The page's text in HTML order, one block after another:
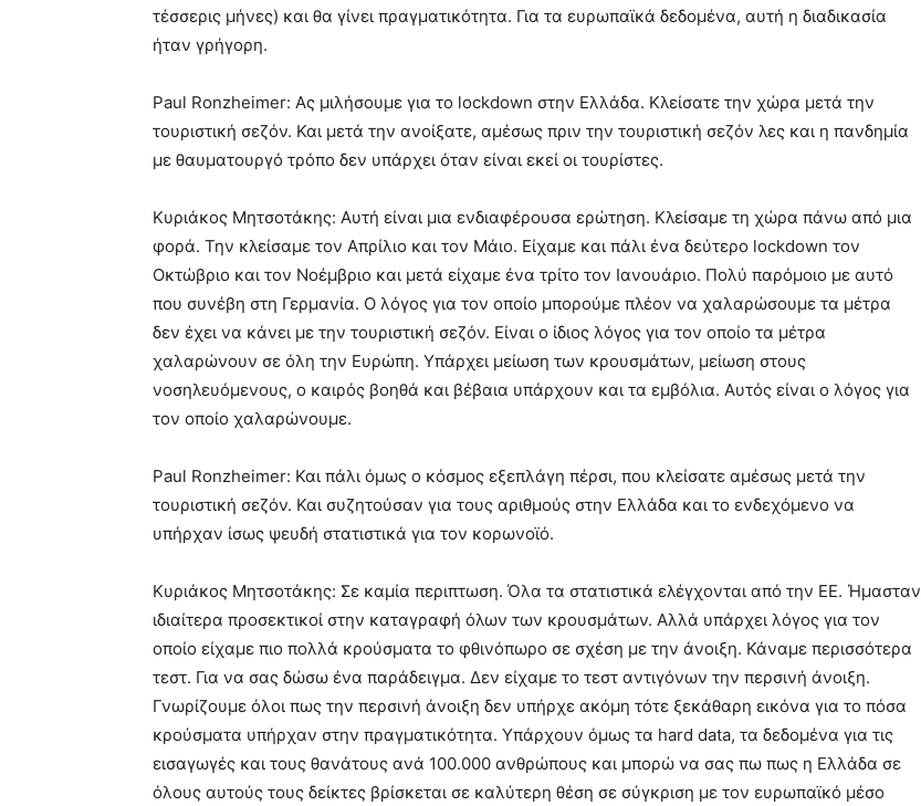
τέσσερις μήνες) και θα γίνει πραγματικότητα. Για τα ευρωπαϊκά δεδομένα, αυτή η διαδικασία
ήταν γρήγορη.
Paul Ronzheimer: Ας μιλήσουμε για το lockdown στην Ελλάδα. Κλείσατε την χώρα μετά την
τουριστική σεζόν. Και μετά την ανοίξατε, αμέσως πριν την τουριστική σεζόν λες και η πανδημία
με θαυματουργό τρόπο δεν υπάρχει όταν είναι εκεί οι τουρίστες.
Κυριάκος Μητσοτάκης: Αυτή είναι μια ενδιαφέρουσα ερώτηση. Κλείσαμε τη χώρα πάνω από μια
φορά. Την κλείσαμε τον Απρίλιο και τον Μάιο. Είχαμε και πάλι ένα δεύτερο lockdown τον
Οκτώβριο και τον Νοέμβριο και μετά είχαμε ένα τρίτο τον Ιανουάριο. Πολύ παρόμοιο με αυτό
που συνέβη στη Γερμανία. Ο λόγος για τον οποίο μπορούμε πλέον να χαλαρώσουμε τα μέτρα
δεν έχει να κάνει με την τουριστική σεζόν. Είναι ο ίδιος λόγος για τον οποίο τα μέτρα
χαλαρώνουν σε όλη την Ευρώπη. Υπάρχει μείωση των κρουσμάτων, μείωση στους
νοσηλευόμενους, ο καιρός βοηθά και βέβαια υπάρχουν και τα εμβόλια. Αυτός είναι ο λόγος για
τον οποίο χαλαρώνουμε.
Paul Ronzheimer: Και πάλι όμως ο κόσμος εξεπλάγη πέρσι, που κλείσατε αμέσως μετά την
τουριστική σεζόν. Και συζητούσαν για τους αριθμούς στην Ελλάδα και το ενδεχόμενο να
υπήρχαν ίσως ψευδή στατιστικά για τον κορωνοϊό.
Κυριάκος Μητσοτάκης: Σε καμία περιπτωση. Όλα τα στατιστικά ελέγχονται από την ΕΕ. Ήμασταν
ιδιαίτερα προσεκτικοί στην καταγραφή όλων των κρουσμάτων. Αλλά υπάρχει λόγος για τον
οποίο είχαμε πιο πολλά κρούσματα το φθινόπωρο σε σχέση με την άνοιξη. Κάναμε περισσότερα
τεστ. Για να σας δώσω ένα παράδειγμα. Δεν είχαμε το τεστ αντιγόνων την περσινή άνοιξη.
Γνωρίζουμε όλοι πως την περσινή άνοιξη δεν υπήρχε ακόμη τότε ξεκάθαρη εικόνα για το πόσα
κρούσματα υπήρχαν στην πραγματικότητα. Υπάρχουν όμως τα hard data, τα δεδομένα για τις
εισαγωγές και τους θανάτους ανά 100.000 ανθρώπους και μπορώ να σας πω πως η Ελλάδα σε
όλους αυτούς τους δείκτες βρίσκεται σε καλύτερη θέση σε σύγκριση με τον ευρωπαϊκό μέσο